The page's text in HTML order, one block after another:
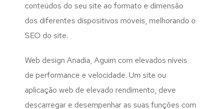
conteúdos do seu site ao formato e dimensão
dos diferentes dispositivos móveis, melhorando o
SEO do site.
Web design Anadia, Aguim com elevados níveis
de performance e velocidade. Um site ou
aplicação web de elevado rendimento, deve
descarregar e desempenhar as suas funções com